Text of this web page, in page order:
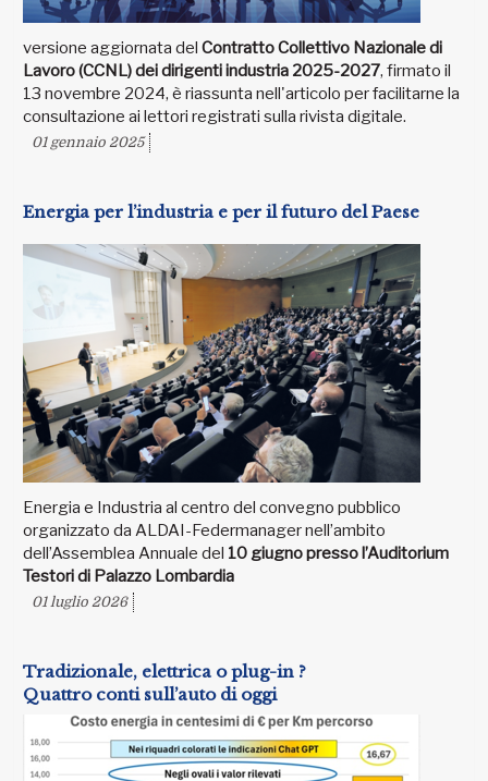
versione aggiornata del Contratto Collettivo Nazionale di
Lavoro (CCNL) dei dirigenti industria 2025-2027, firmato il
13 novembre 2024, è riassunta nell'articolo per facilitarne la
consultazione ai lettori registrati sulla rivista digitale.
01 gennaio 2025
Energia per l’industria e per il futuro del Paese
Energia e Industria al centro del convegno pubblico
organizzato da ALDAI-Federmanager nell’ambito
dell’Assemblea Annuale del 10 giugno presso l’Auditorium
Testori di Palazzo Lombardia
01 luglio 2026
Tradizionale, elettrica o plug-in ?
Quattro conti sull’auto di oggi